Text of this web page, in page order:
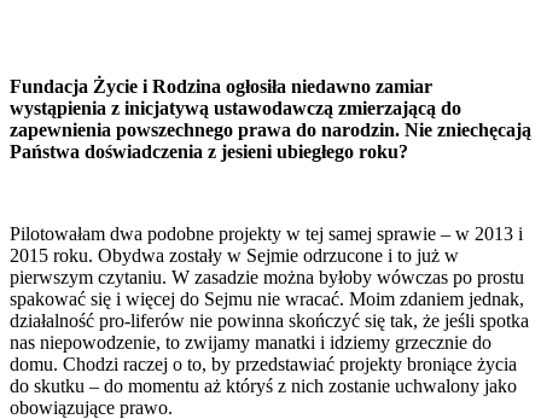
Fundacja Życie i Rodzina ogłosiła niedawno zamiar
wystąpienia z inicjatywą ustawodawczą zmierzającą do
zapewnienia powszechnego prawa do narodzin. Nie zniechęcają
Państwa doświadczenia z jesieni ubiegłego roku?
Pilotowałam dwa podobne projekty w tej samej sprawie – w 2013 i
2015 roku. Obydwa zostały w Sejmie odrzucone i to już w
pierwszym czytaniu. W zasadzie można byłoby wówczas po prostu
spakować się i więcej do Sejmu nie wracać. Moim zdaniem jednak,
działalność pro-liferów nie powinna skończyć się tak, że jeśli spotka
nas niepowodzenie, to zwijamy manatki i idziemy grzecznie do
domu. Chodzi raczej o to, by przedstawiać projekty broniące życia
do skutku – do momentu aż któryś z nich zostanie uchwalony jako
obowiązujące prawo.